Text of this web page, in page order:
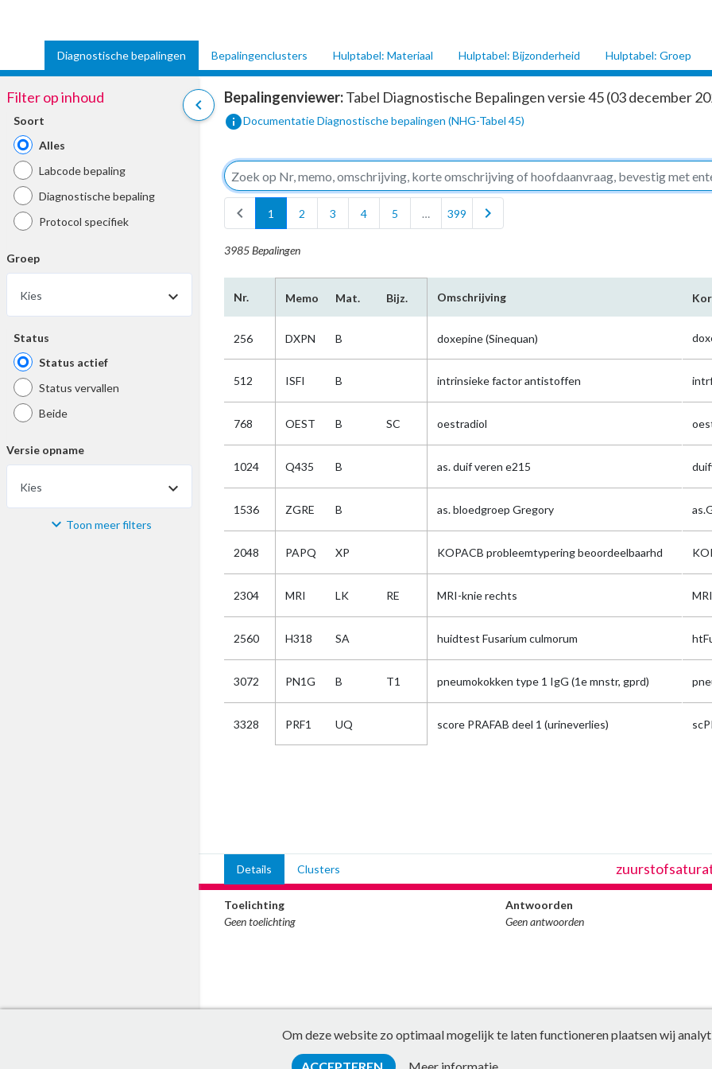
Diagnostische bepalingen Bepalingenclusters Hulptabel: Materiaal Hulptabel: Bijzonderheid Hulptabel: Groep
chevron_left
Filter op inhoud
Soort
Alles
Labcode bepaling
Diagnostische bepaling
Protocol specifiek
Groep
Kies
Status
Status actief
Status vervallen
Beide
Versie opname
Kies
Materiaal Toon meer filters
Bepalingenviewer:Tabel Diagnostische Bepalingen versie 45 (03 december
infoDocumentatie Diagnostische bepalingen (NHG-Tabel 45)
chevron_left
1 2 3 4 5 … 399 chevron_right
3985 Bepalingen
Nr. Memo Mat. Bijz. Omschrijving
256 DXPN B doxepine (Sinequan)
512 ISFI B intrinsieke factor antistoffen
768 OEST B SC oestradiol
1024 Q435 B as. duif veren e215
1536 ZGRE B as. bloedgroep Gregory
2048 PAPQ XP KOPACB probleemtypering beoordeelbaarhd
2304 MRI LK RE MRI-knie rechts
2560 H318 SA huidtest Fusarium culmorum
3072 PN1G B T1 pneumokokken type 1 IgG (1e mnstr, gprd)
3328 PRF1 UQ score PRAFAB deel 1 (urineverlies)
Details Clusters
Toelichting
Geen toelichting
Antwoorden
Geen antwoorden
Om deze website zo optimaal mogelijk te laten functioneren plaatsen wij